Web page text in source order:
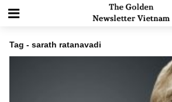
Tag - sarath ratanavadi